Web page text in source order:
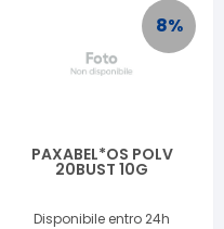
8%
PAXABEL*OS POLV
20BUST 10G
Disponibile entro 24h